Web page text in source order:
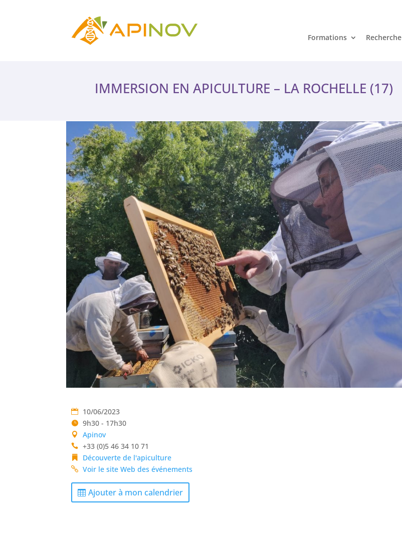
Formations Recherche
IMMERSION EN APICULTURE – LA ROCHELLE (17)
10/06/2023
9h30 - 17h30
Apinov
+33 (0)5 46 34 10 71
Découverte de l'apiculture
Voir le site Web des événements
Ajouter à mon calendrier